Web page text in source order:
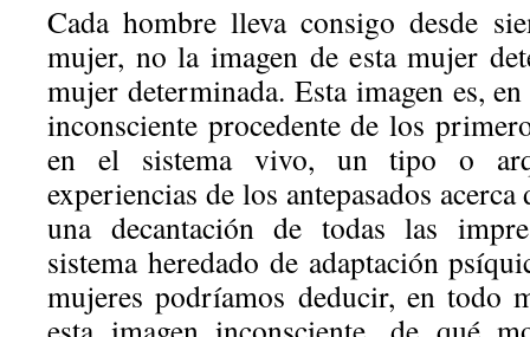
Cada hombre lleva consigo desde
mujer, no la imagen de esta mujer
mujer determinada. Esta imagen es,
inconsciente procedente de los
en el sistema vivo, un tipo o
experiencias de los antepasados
una decantación de todas las
sistema heredado de adaptación
mujeres podríamos deducir, en todo